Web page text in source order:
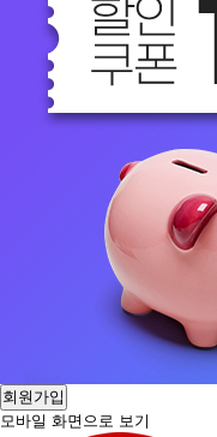
회원가입
모바일 화면으로 보기